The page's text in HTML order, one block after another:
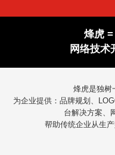
烽虎
网络技术
烽虎是独树
为企业提供：品牌规划、
台解决方案、
帮助传统企业从生